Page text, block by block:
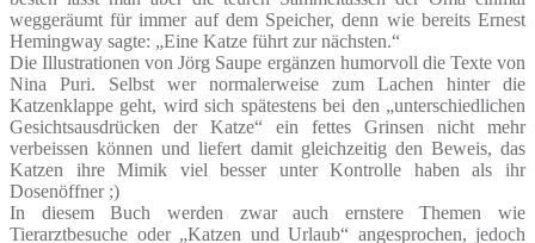
weggeräumt für immer auf dem Speicher, denn wie bereits Ernest
Hemingway sagte: „Eine Katze führt zur nächsten.“
Die Illustrationen von Jörg Saupe ergänzen humorvoll die Texte von
Nina Puri. Selbst wer normalerweise zum Lachen hinter die
Katzenklappe geht, wird sich spätestens bei den „unterschiedlichen
Gesichtsausdrücken der Katze“ ein fettes Grinsen nicht mehr
verbeissen können und liefert damit gleichzeitig den Beweis, das
Katzen ihre Mimik viel besser unter Kontrolle haben als ihr
Dosenöffner ;)
In diesem Buch werden zwar auch ernstere Themen wie
Tierarztbesuche oder „Katzen und Urlaub“ angesprochen, jedoch